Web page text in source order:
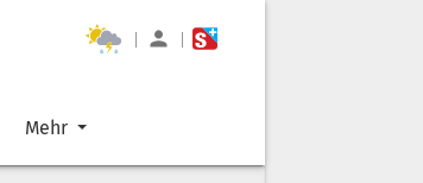
| |
Mehr